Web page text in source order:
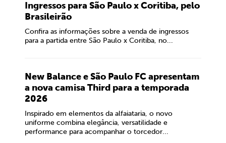
Ingressos para São Paulo x Coritiba, pelo
Brasileirão
Confira as informações sobre a venda de ingressos
para a partida entre São Paulo x Coritiba, no...
New Balance e São Paulo FC apresentam
a nova camisa Third para a temporada
2026
Inspirado em elementos da alfaiataria, o novo
uniforme combina elegância, versatilidade e
performance para acompanhar o torcedor...